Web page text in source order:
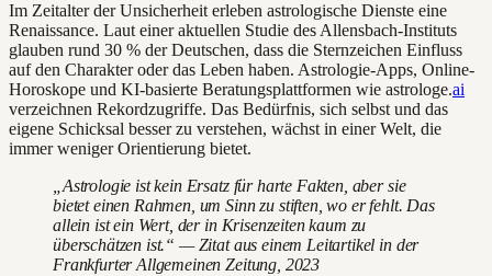
Im Zeitalter der Unsicherheit erleben astrologische Dienste eine
Renaissance. Laut einer aktuellen Studie des Allensbach-Instituts
glauben rund 30 % der Deutschen, dass die Sternzeichen Einfluss
auf den Charakter oder das Leben haben. Astrologie-Apps, Online-
Horoskope und KI-basierte Beratungsplattformen wie astrologe.ai
verzeichnen Rekordzugriffe. Das Bedürfnis, sich selbst und das
eigene Schicksal besser zu verstehen, wächst in einer Welt, die
immer weniger Orientierung bietet.
„Astrologie ist kein Ersatz für harte Fakten, aber sie
bietet einen Rahmen, um Sinn zu stiften, wo er fehlt. Das
allein ist ein Wert, der in Krisenzeiten kaum zu
überschätzen ist.“ — Zitat aus einem Leitartikel in der
Frankfurter Allgemeinen Zeitung, 2023